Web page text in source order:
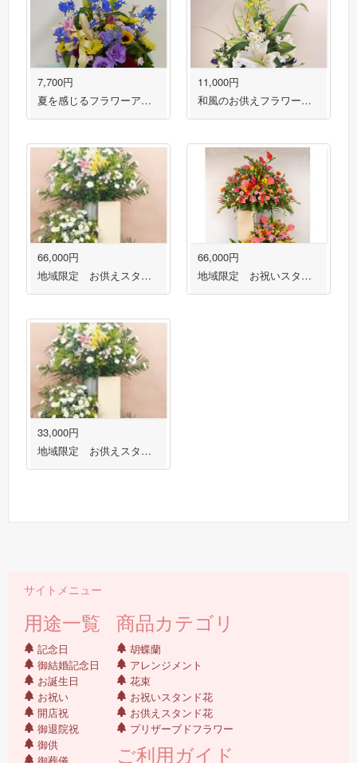
7,700円
夏を感じるフラワーアレンジメント
11,000円
和風のお供えフラワーアレンジメント 送料無料！
66,000円
地域限定 お供えスタンド３段盛り１対
66,000円
地域限定 お祝いスタンド 福岡市・春日市・大野城市・太宰府市対応
33,000円
地域限定 お供えスタンド３段盛り
サイトメニュー
用途一覧
記念日
御結婚記念日
お誕生日
お祝い
開店祝
御退院祝
御供
商品カテゴリ
胡蝶蘭
アレンジメント
花束
お祝いスタンド花
お供えスタンド花
プリザーブドフラワー
ご利用ガイド